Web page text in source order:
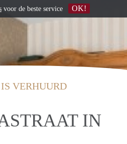
VERHUURD
IN
voor de beste service OK!